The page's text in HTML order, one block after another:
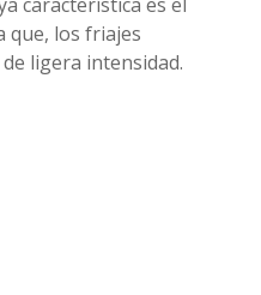
que, los friajes
ligera intensidad.